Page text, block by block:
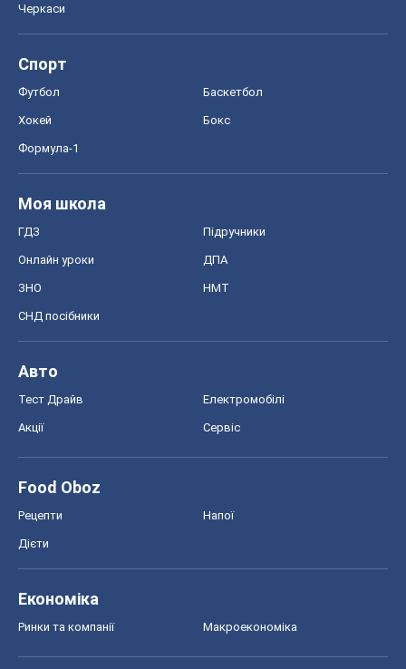
Черкаси
Спорт
Футбол Баскетбол
Хокей Бокс
Формула-1
Моя школа
ГДЗ Підручники
Онлайн уроки ДПА
ЗНО НМТ
СНД посібники
Авто
Тест Драйв Електромобілі
Акції Сервіс
Food Oboz
Рецепти Напої
Дієти
Економіка
Ринки та компанії Макроекономіка